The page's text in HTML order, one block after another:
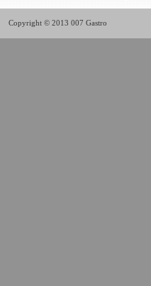
Copyright © 2013 007 Gastro